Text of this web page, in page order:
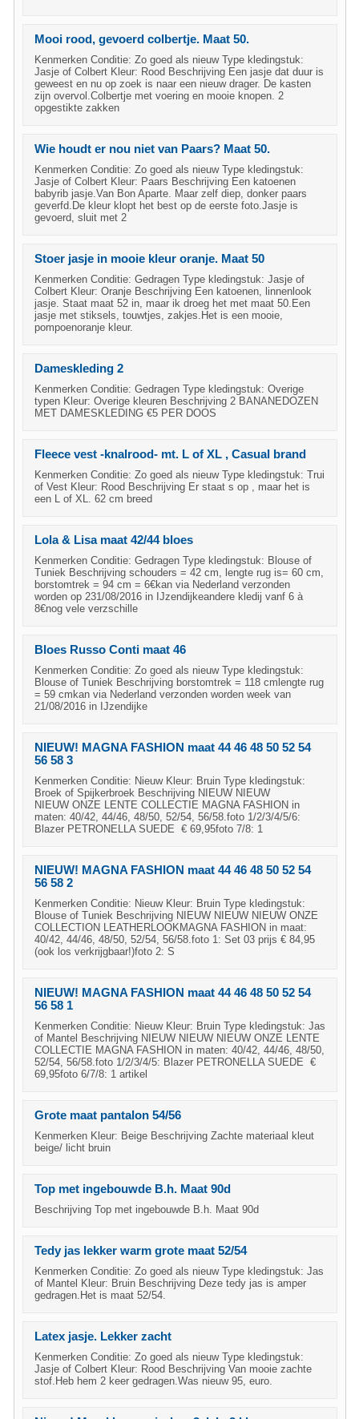
Mooi rood, gevoerd colbertje. Maat 50.
Kenmerken Conditie: Zo goed als nieuw Type kledingstuk:
Jasje of Colbert Kleur: Rood Beschrijving Een jasje dat duur is
geweest en nu op zoek is naar een nieuw drager. De kasten
zijn overvol.Colbertje met voering en mooie knopen. 2
opgestikte zakken
Wie houdt er nou niet van Paars? Maat 50.
Kenmerken Conditie: Zo goed als nieuw Type kledingstuk:
Jasje of Colbert Kleur: Paars Beschrijving Een katoenen
babyrib jasje.Van Bon Aparte. Maar zelf diep, donker paars
geverfd.De kleur klopt het best op de eerste foto.Jasje is
gevoerd, sluit met 2
Stoer jasje in mooie kleur oranje. Maat 50
Kenmerken Conditie: Gedragen Type kledingstuk: Jasje of
Colbert Kleur: Oranje Beschrijving Een katoenen, linnenlook
jasje. Staat maat 52 in, maar ik droeg het met maat 50.Een
jasje met stiksels, touwtjes, zakjes.Het is een mooie,
pompoenoranje kleur.
Dameskleding 2
Kenmerken Conditie: Gedragen Type kledingstuk: Overige
typen Kleur: Overige kleuren Beschrijving 2 BANANEDOZEN
MET DAMESKLEDING €5 PER DOOS
Fleece vest -knalrood- mt. L of XL , Casual brand
Kenmerken Conditie: Zo goed als nieuw Type kledingstuk: Trui
of Vest Kleur: Rood Beschrijving Er staat s op , maar het is
een L of XL. 62 cm breed
Lola & Lisa maat 42/44 bloes
Kenmerken Conditie: Gedragen Type kledingstuk: Blouse of
Tuniek Beschrijving schouders = 42 cm, lengte rug is= 60 cm,
borstomtrek = 94 cm = 6€kan via Nederland verzonden
worden op 231/08/2016 in IJzendijkeandere kledij vanf 6 à
8€nog vele verzschille
Bloes Russo Conti maat 46
Kenmerken Conditie: Zo goed als nieuw Type kledingstuk:
Blouse of Tuniek Beschrijving borstomtrek = 118 cmlengte rug
= 59 cmkan via Nederland verzonden worden week van
21/08/2016 in IJzendijke
NIEUW! MAGNA FASHION maat 44 46 48 50 52 54
56 58 3
Kenmerken Conditie: Nieuw Kleur: Bruin Type kledingstuk:
Broek of Spijkerbroek Beschrijving NIEUW NIEUW
NIEUW ONZE LENTE COLLECTIE MAGNA FASHION in
maten: 40/42, 44/46, 48/50, 52/54, 56/58.foto 1/2/3/4/5/6:
Blazer PETRONELLA SUEDE € 69,95foto 7/8: 1
NIEUW! MAGNA FASHION maat 44 46 48 50 52 54
56 58 2
Kenmerken Conditie: Nieuw Kleur: Bruin Type kledingstuk:
Blouse of Tuniek Beschrijving NIEUW NIEUW NIEUW ONZE
COLLECTION LEATHERLOOKMAGNA FASHION in maat:
40/42, 44/46, 48/50, 52/54, 56/58.foto 1: Set 03 prijs € 84,95
(ook los verkrijgbaar!)foto 2: S
NIEUW! MAGNA FASHION maat 44 46 48 50 52 54
56 58 1
Kenmerken Conditie: Nieuw Kleur: Bruin Type kledingstuk: Jas
of Mantel Beschrijving NIEUW NIEUW NIEUW ONZE LENTE
COLLECTIE MAGNA FASHION in maten: 40/42, 44/46, 48/50,
52/54, 56/58.foto 1/2/3/4/5: Blazer PETRONELLA SUEDE €
69,95foto 6/7/8: 1 artikel
Grote maat pantalon 54/56
Kenmerken Kleur: Beige Beschrijving Zachte materiaal kleut
beige/ licht bruin
Top met ingebouwde B.h. Maat 90d
Beschrijving Top met ingebouwde B.h. Maat 90d
Tedy jas lekker warm grote maat 52/54
Kenmerken Conditie: Zo goed als nieuw Type kledingstuk: Jas
of Mantel Kleur: Bruin Beschrijving Deze tedy jas is amper
gedragen.Het is maat 52/54.
Latex jasje. Lekker zacht
Kenmerken Conditie: Zo goed als nieuw Type kledingstuk:
Jasje of Colbert Kleur: Rood Beschrijving Van mooie zachte
stof.Heb hem 2 keer gedragen.Was nieuw 95, euro.